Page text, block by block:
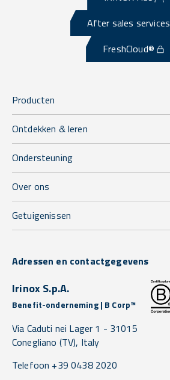
After sales services
FreshCloud®
Producten
Ontdekken & leren
Ondersteuning
Over ons
Getuigenissen
Adressen en contactgegevens
Irinox S.p.A.
Benefit-onderneming | B Corp™
Via Caduti nei Lager 1 - 31015
Conegliano (TV), Italy
Telefoon +39 0438 2020